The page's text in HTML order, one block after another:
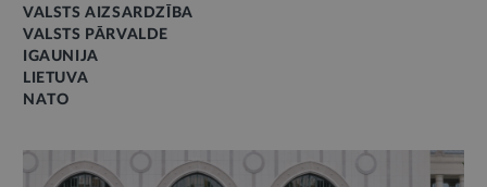
VALSTS AIZSARDZĪBA
VALSTS PĀRVALDE
IGAUNIJA
LIETUVA
NATO